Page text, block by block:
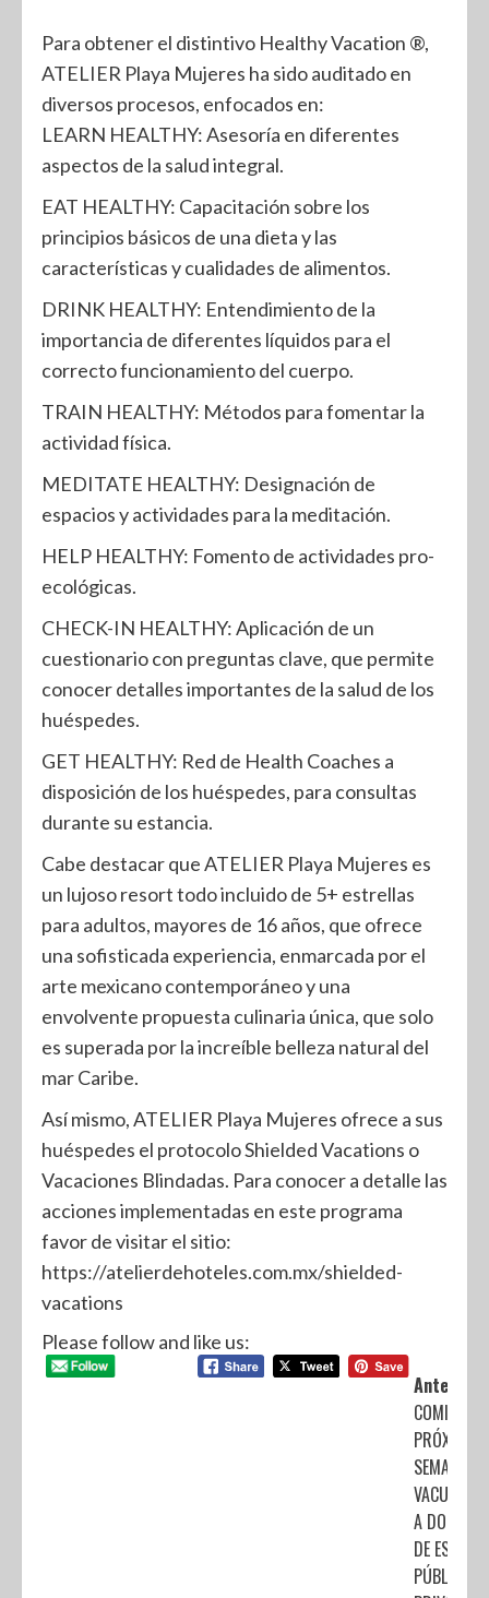
Para obtener el distintivo Healthy Vacation ®,
ATELIER Playa Mujeres ha sido auditado en
diversos procesos, enfocados en:
LEARN HEALTHY: Asesoría en diferentes
aspectos de la salud integral.
EAT HEALTHY: Capacitación sobre los
principios básicos de una dieta y las
características y cualidades de alimentos.
DRINK HEALTHY: Entendimiento de la
importancia de diferentes líquidos para el
correcto funcionamiento del cuerpo.
TRAIN HEALTHY: Métodos para fomentar la
actividad física.
MEDITATE HEALTHY: Designación de
espacios y actividades para la meditación.
HELP HEALTHY: Fomento de actividades pro-
ecológicas.
CHECK-IN HEALTHY: Aplicación de un
cuestionario con preguntas clave, que permite
conocer detalles importantes de la salud de los
huéspedes.
GET HEALTHY: Red de Health Coaches a
disposición de los huéspedes, para consultas
durante su estancia.
Cabe destacar que ATELIER Playa Mujeres es
un lujoso resort todo incluido de 5+ estrellas
para adultos, mayores de 16 años, que ofrece
una sofisticada experiencia, enmarcada por el
arte mexicano contemporáneo y una
envolvente propuesta culinaria única, que solo
es superada por la increíble belleza natural del
mar Caribe.
Así mismo, ATELIER Playa Mujeres ofrece a sus
huéspedes el protocolo Shielded Vacations o
Vacaciones Blindadas. Para conocer a detalle las
acciones implementadas en este programa
favor de visitar el sitio:
https://atelierdehoteles.com.mx/shielded-
vacations
Please follow and like us:
Anterior:
COMIENZA
PRÓXIMA
SEMANA
A
DE
PÚBLICAS